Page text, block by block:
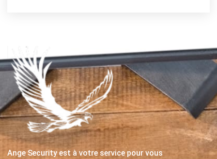
Ange Security est à votre service pour vous